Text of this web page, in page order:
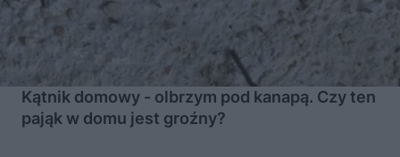
Kątnik domowy - olbrzym pod kanapą. Czy ten
pająk w domu jest groźny?